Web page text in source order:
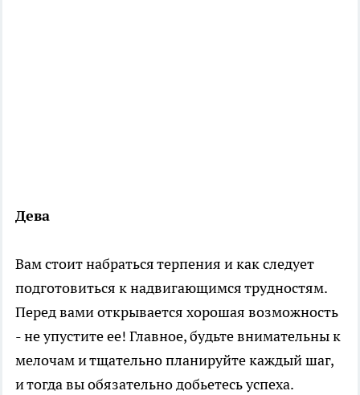
Дева
Вам стоит набраться терпения и как следует
подготовиться к надвигающимся трудностям.
Перед вами открывается хорошая возможность
- не упустите ее! Главное, будьте внимательны к
мелочам и тщательно планируйте каждый шаг,
и тогда вы обязательно добьетесь успеха.